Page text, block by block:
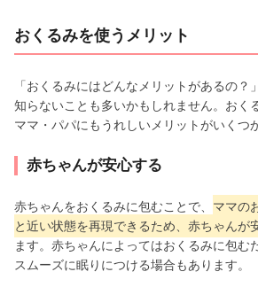
おくるみを使うメリット
「おくるみにはどんなメリットがあるの？
知らないことも多いかもしれません。おく
ママ・パパにもうれしいメリットがいくつ
赤ちゃんが安心する
赤ちゃんをおくるみに包むことで、 ママの
と近い状態を再現できるため、赤ちゃんが
ます。赤ちゃんによってはおくるみに包む
スムーズに眠りにつける場合もあります。